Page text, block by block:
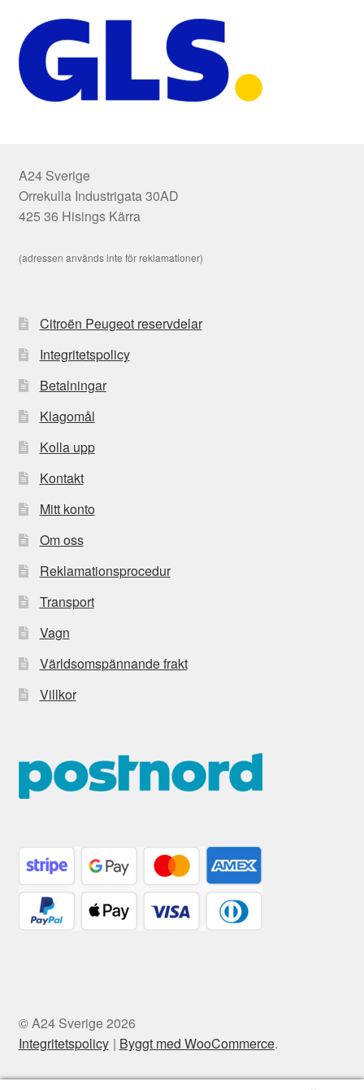
A24 Sverige
Orrekulla Industrigata 30AD
425 36 Hisings Kärra
(adressen används inte för reklamationer)
Citroën Peugeot reservdelar
Integritetspolicy
Betalningar
Klagomål
Kolla upp
Kontakt
Mitt konto
Om oss
Reklamationsprocedur
Transport
Vagn
Världsomspännande frakt
Villkor
© A24 Sverige 2026
Integritetspolicy
Byggt med WooCommerce.